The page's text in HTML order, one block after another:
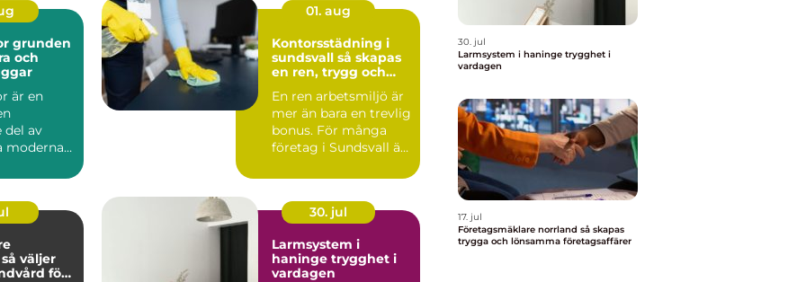
och
är en
del av
moderna
01. aug
Kontorsstädning i
sundsvall så skapas
en ren, trygg och
En ren arbetsmiljö är
mer än bara en trevlig
bonus. För många
företag i Sundsvall är
för
30. jul
Larmsystem i
haninge trygghet i
vardagen
30. jul
Larmsystem i haninge trygghet i
vardagen
17. jul
Företagsmäklare norrland så skapas
trygga och lönsamma företagsaffärer